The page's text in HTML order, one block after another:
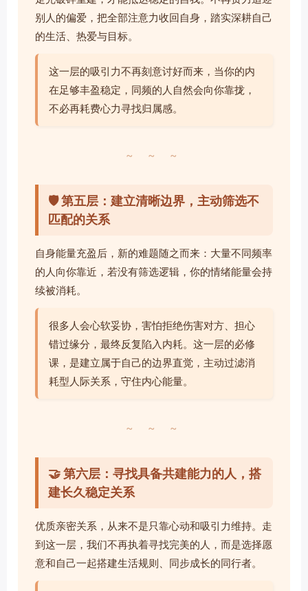
别人的偏爱，把全部注意力收回自身，踏实深耕自己
的生活、热爱与目标。
这一层的吸引力不再刻意讨好而来，当你的内
在足够丰盈稳定，同频的人自然会向你靠拢，
不必再耗费心力寻找归属感。
~ ~ ~
🛡️ 第五层：建立清晰边界，主动筛选不
匹配的关系
自身能量充盈后，新的难题随之而来：大量不同频率
的人向你靠近，若没有筛选逻辑，你的情绪能量会持
续被消耗。
很多人会心软妥协，害怕拒绝伤害对方、担心
错过缘分，最终反复陷入内耗。这一层的必修
课，是建立属于自己的边界直觉，主动过滤消
耗型人际关系，守住内心能量。
~ ~ ~
🤝 第六层：寻找具备共建能力的人，搭
建长久稳定关系
优质亲密关系，从来不是只靠心动和吸引力维持。走
到这一层，我们不再执着寻找完美的人，而是选择愿
意和自己一起搭建生活规则、同步成长的同行者。